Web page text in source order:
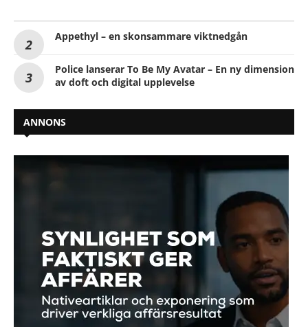
Appethyl – en skonsammare viktnedgån
Police lanserar To Be My Avatar – En ny dimension
av doft och digital upplevelse
ANNONS